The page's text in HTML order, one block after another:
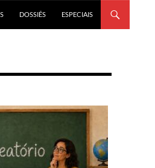
DOSSIÊS ESPECIAIS